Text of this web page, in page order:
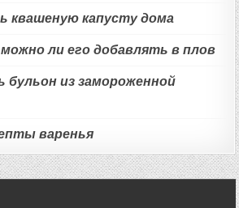
квашеную капусту дома
ли его добавлять в плов
бульон из замороженной
варенья